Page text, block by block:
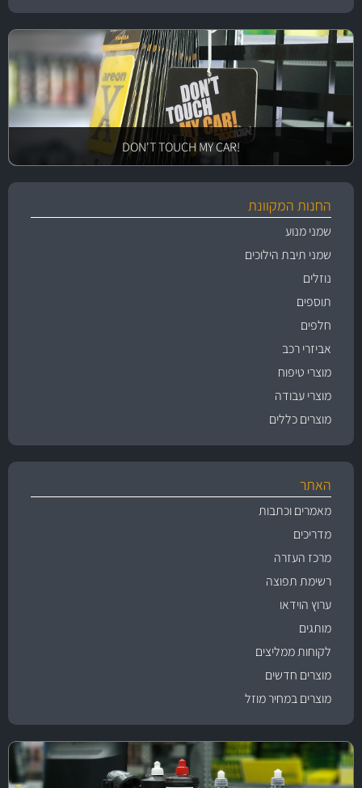
!DON'T TOUCH MY CAR
החנות המקוונת
שמני מנוע
שמני תיבת הילוכים
נוזלים
תוספים
חלפים
אביזרי רכב
מוצרי טיפוח
מוצרי עבודה
מוצרים כללים
האתר
מאמרים וכתבות
מדריכים
מרכז העזרה
רשימת תפוצה
ערוץ הוידאו
מותגים
לקוחות ממליצים
מוצרים חדשים
מוצרים במחיר מוזל